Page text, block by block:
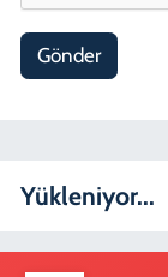
Gönder
Yükleniyor...